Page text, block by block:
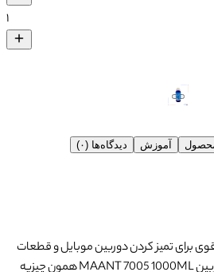
۱
آموزش
دیدگاه‌ها (۰)
برای تمیز کردن دوربین موبایل و قطعات